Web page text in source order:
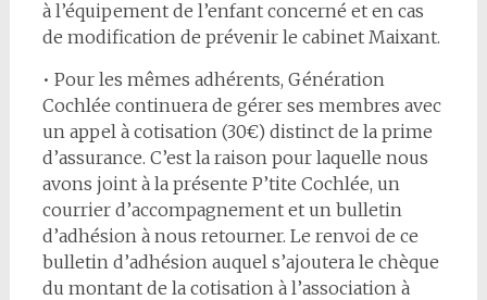
à l’équipement de l’enfant concerné et en cas
de modification de prévenir le cabinet Maixant.
• Pour les mêmes adhérents, Génération
Cochlée continuera de gérer ses membres avec
un appel à cotisation (30€) distinct de la prime
d’assurance. C’est la raison pour laquelle nous
avons joint à la présente P’tite Cochlée, un
courrier d’accompagnement et un bulletin
d’adhésion à nous retourner. Le renvoi de ce
bulletin d’adhésion auquel s’ajoutera le chèque
du montant de la cotisation à l’association à